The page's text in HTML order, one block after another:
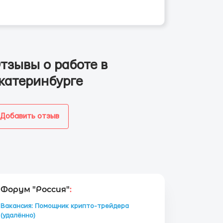
о работе в
Добавить отзыв
Форум "Россия":
Вакансия: Помощник крипто-трейдера
(удалённо)